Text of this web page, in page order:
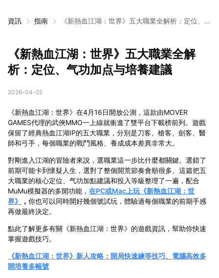
資訊 指南
《新熱血江湖：世界》五大職業全解析：定位、气
《新熱血江湖：世界》五大職業全解
析：定位、气功加点与培養建議
2026-04-22
《新熱血江湖：世界》在4月16日開放公測，這款由MOVER
GAMES代理的武俠MMO一上線就衝進了雙平台下載榜前列。遊戲
保留了經典熱血江湖IP的五大職業，分別是刀客、槍客、劍客、醫
師和弓手，每個職業的戰鬥風格、養成成本差異非常大。
對剛進入江湖的冒險者來說，選職業這一步比什麼都關鍵。選錯了
前期可能卡到懷疑人生，選對了整個開荒節奏會順很多。這篇把五
大職業的核心定位、气功加點建議和投入等級整理了一遍，配合
MuMu模擬器的多開功能， 在PC或Mac上玩《新熱血江湖：世
界》
， 你也可以同時開好幾個號試玩，體驗過每個職業的前期手感
再做最終決定。
點此了解更多有關《新熱血江湖：世界》的遊戲資訊，幫助你快速
掌握遊戲技巧。
《新熱血江湖：世界》新人攻略：開局快速練等技巧、電腦高效多
開培養多帳號